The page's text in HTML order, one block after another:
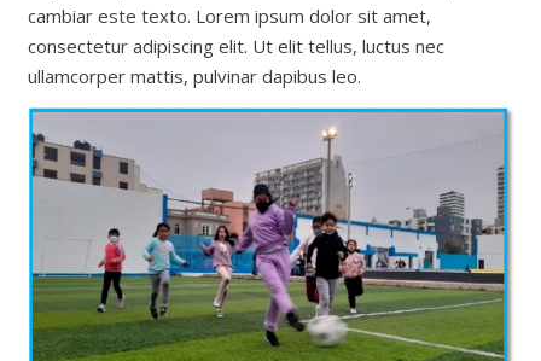
cambiar este texto. Lorem ipsum dolor sit amet,
consectetur adipiscing elit. Ut elit tellus, luctus nec
ullamcorper mattis, pulvinar dapibus leo.